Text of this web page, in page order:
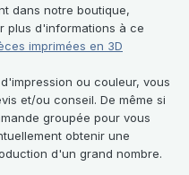
dans notre boutique,
plus d'informations à ce
imprimées en 3D
ou couleur, vous
et/ou conseil. De même si
groupée pour vous
obtenir une
d'un grand nombre.